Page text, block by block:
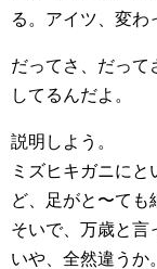
る。アイツ、変わ
だってさ、だって
してるんだよ。
説明しよう。
ミズヒキガニに
ど、足がと〜ても
そいで、万歳と言
いや、全然違うか。